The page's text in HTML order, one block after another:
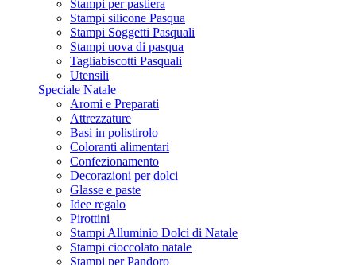
Stampi per pastiera
Stampi silicone Pasqua
Stampi Soggetti Pasquali
Stampi uova di pasqua
Tagliabiscotti Pasquali
Utensili
Speciale Natale
Aromi e Preparati
Attrezzature
Basi in polistirolo
Coloranti alimentari
Confezionamento
Decorazioni per dolci
Glasse e paste
Idee regalo
Pirottini
Stampi Alluminio Dolci di Natale
Stampi cioccolato natale
Stampi per Pandoro